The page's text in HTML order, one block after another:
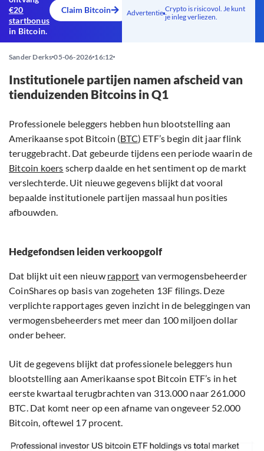
€20
startbonus
in Bitcoin.
Claim Bitcoin Advertentie Crypto is risicovol. Je kunt
je inleg verliezen.
Sander Derks 05-06-2026 16:12
Institutionele partijen namen afscheid van
tienduizenden Bitcoins in Q1
Professionele beleggers hebben hun blootstelling aan
Amerikaanse spot Bitcoin (BTC) ETF’s begin dit jaar flink
teruggebracht. Dat gebeurde tijdens een periode waarin de
Bitcoin koers scherp daalde en het sentiment op de markt
verslechterde. Uit nieuwe gegevens blijkt dat vooral
bepaalde institutionele partijen massaal hun posities
afbouwden.
Hedgefondsen leiden verkoopgolf
Dat blijkt uit een nieuw rapport van vermogensbeheerder
CoinShares op basis van zogeheten 13F filings. Deze
verplichte rapportages geven inzicht in de beleggingen van
vermogensbeheerders met meer dan 100 miljoen dollar
onder beheer.
Uit de gegevens blijkt dat professionele beleggers hun
blootstelling aan Amerikaanse spot Bitcoin ETF’s in het
eerste kwartaal terugbrachten van 313.000 naar 261.000
BTC. Dat komt neer op een afname van ongeveer 52.000
Bitcoin, oftewel 17 procent.